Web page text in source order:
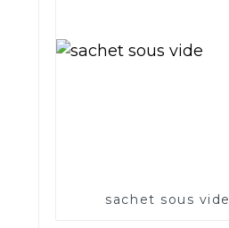
sachet sous vide